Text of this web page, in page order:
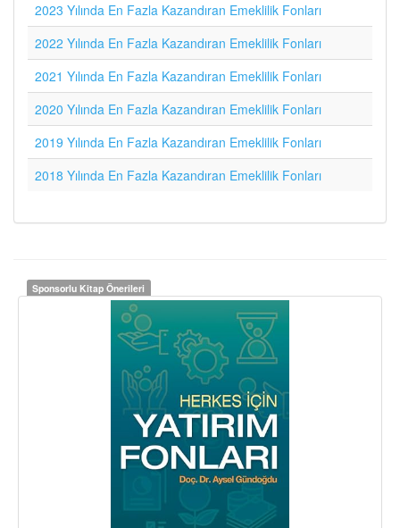
2023 Yılında En Fazla Kazandıran Emeklilik Fonları
2022 Yılında En Fazla Kazandıran Emeklilik Fonları
2021 Yılında En Fazla Kazandıran Emeklilik Fonları
2020 Yılında En Fazla Kazandıran Emeklilik Fonları
2019 Yılında En Fazla Kazandıran Emeklilik Fonları
2018 Yılında En Fazla Kazandıran Emeklilik Fonları
Sponsorlu Kitap Önerileri